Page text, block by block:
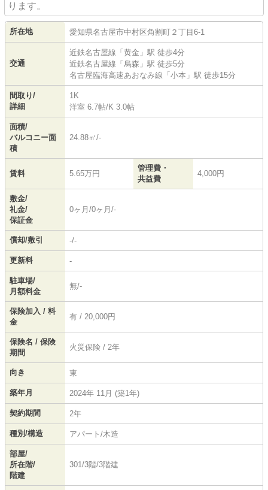
ります。
所在地 愛知県名古屋市中村区角割町 ２丁目6-1
交通
近鉄名古屋線 「 黄金 」駅 徒歩4分
近鉄名古屋線 「 烏森 」駅 徒歩5分
名古屋臨海高速あおなみ線 「 小本 」駅 徒歩15分
間取り/
詳細
1K
洋室 6.7帖/K 3.0帖
面積/
バルコニー面
積
24.88㎡/-
賃料 5.65万円
管理費・
共益費
4,000円
敷金/
礼金/
保証金
0ヶ月/0ヶ月/-
償却/敷引 -/-
更新料 -
駐車場/
月額料金
無/-
保険加入 / 料
金
有 / 20,000円
保険名 / 保険
期間
火災保険 / 2年
向き 東
築年月 2024年 11月 (築1年)
契約期間 2年
種別/構造 アパート/木造
部屋/
所在階/
階建
301/3階/3階建